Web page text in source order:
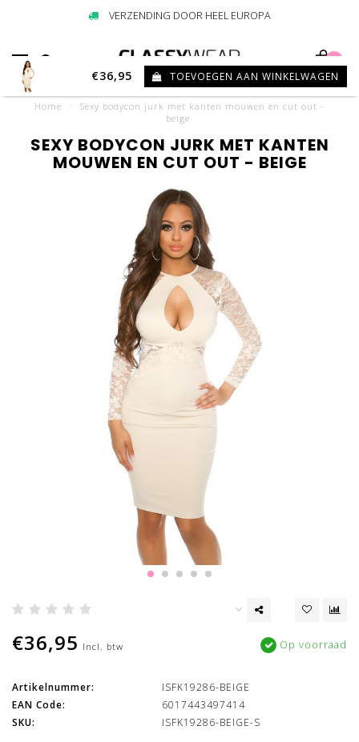
VERZENDING DOOR HEEL EUROPA
Home
Sexy bodycon jurk met kanten mouwen en cut out -
beige
€36,95 TOEVOEGEN AAN WINKELWAGEN
SEXY BODYCON JURK MET KANTEN
MOUWEN EN CUT OUT - BEIGE
€36,95 Incl. btw Op voorraad
Artikelnummer:
ISFK19286-BEIGE
EAN Code:
6017443497414
SKU:
ISFK19286-BEIGE-S